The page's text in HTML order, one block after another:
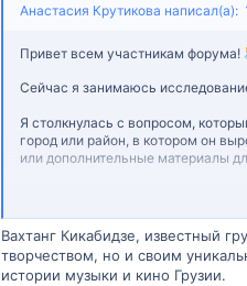
Анастасия Крутикова написал(а):
Привет всем участникам форума!
Сейчас я занимаюсь
Я столкнулась с вопросом,
город или район, в котором он
или дополнительные материалы
Вахтанг Кикабидзе, известный
творчеством, но и своим
истории музыки и кино Грузии.